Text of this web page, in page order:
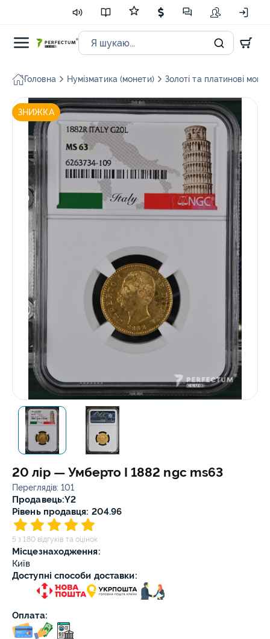
Головна Нумізматика (монети) Золоті та платинові
ЗНИЖКА
20 лір — Умберто I 1882 ngc ms63
Переглядів: 101
Продавець:Y2
Рівень продавця: 204.96
5 з 180 відгуків та оцінок
Місцезнаходження:
Київ
Доступні способи доставки:
Оплата: